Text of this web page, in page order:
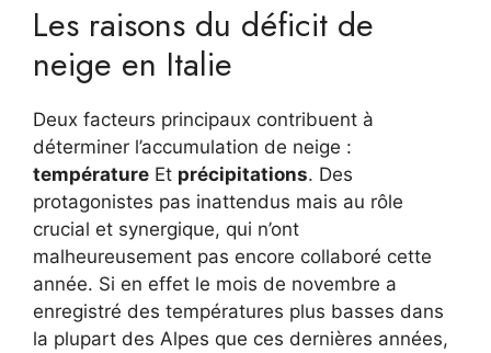
Les raisons du déficit de
neige en Italie
Deux facteurs principaux contribuent à
déterminer l’accumulation de neige :
température Et précipitations. Des
protagonistes pas inattendus mais au rôle
crucial et synergique, qui n’ont
malheureusement pas encore collaboré cette
année. Si en effet le mois de novembre a
enregistré des températures plus basses dans
la plupart des Alpes que ces dernières années,